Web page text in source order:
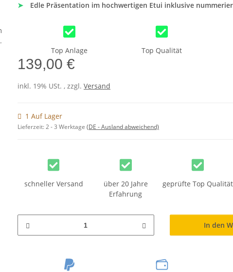
➤
Edle Präsentation im hochwertigen Etui inklusive
Top Anlage Top Qualität
139,00 €
inkl. 19% USt. , zzgl. Versand
1 Auf Lager
Lieferzeit:2 - 3 Werktage (DE - Ausland abweichend)
schneller Versand
über 20 Jahre
Erfahrung
geprüfte Top Qualität
In den